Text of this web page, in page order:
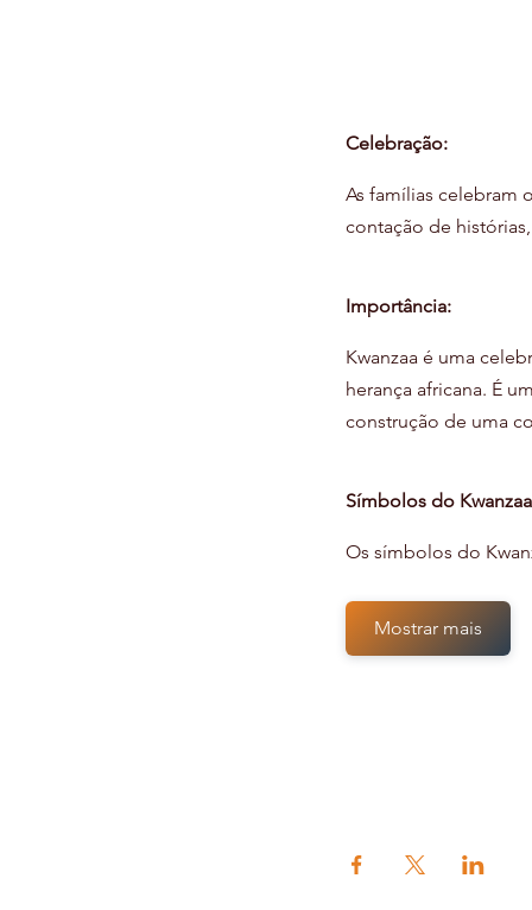
Celebração:
As famílias celebram
contação de
Importância:
Kwanzaa é uma
herança africana. É
construção de uma
Símbolos do
Os símbolos do
Mostrar mais